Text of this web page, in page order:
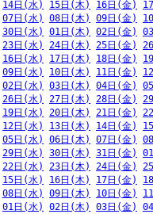
14日(水) 15日(木) 16日(金)
07日(水) 08日(木) 09日(金)
30日(水) 01日(木) 02日(金)
23日(水) 24日(木) 25日(金)
16日(水) 17日(木) 18日(金)
09日(水) 10日(木) 11日(金)
02日(水) 03日(木) 04日(金)
26日(水) 27日(木) 28日(金)
19日(水) 20日(木) 21日(金)
12日(水) 13日(木) 14日(金)
05日(水) 06日(木) 07日(金)
29日(水) 30日(木) 31日(金)
22日(水) 23日(木) 24日(金)
15日(水) 16日(木) 17日(金)
08日(水) 09日(木) 10日(金)
01日(水) 02日(木) 03日(金)